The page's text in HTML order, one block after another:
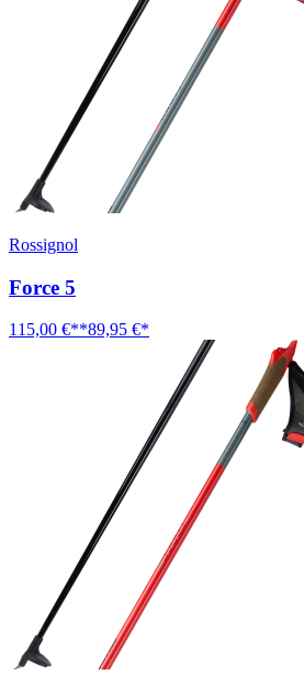
Rossignol
Force 5
115,00 €**89,95 €*